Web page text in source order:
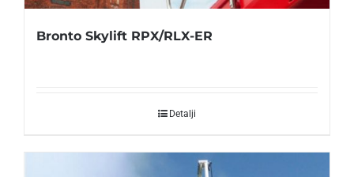
Bronto Skylift RPX/RLX-ER
Detalji